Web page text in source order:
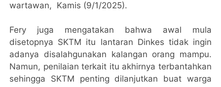
wartawan, Kamis (9/1/2025).
Fery juga mengatakan bahwa awal mula
disetopnya SKTM itu lantaran Dinkes tidak ingin
adanya disalahgunakan kalangan orang mampu.
Namun, penilaian terkait itu akhirnya terbantahkan
sehingga SKTM penting dilanjutkan buat warga